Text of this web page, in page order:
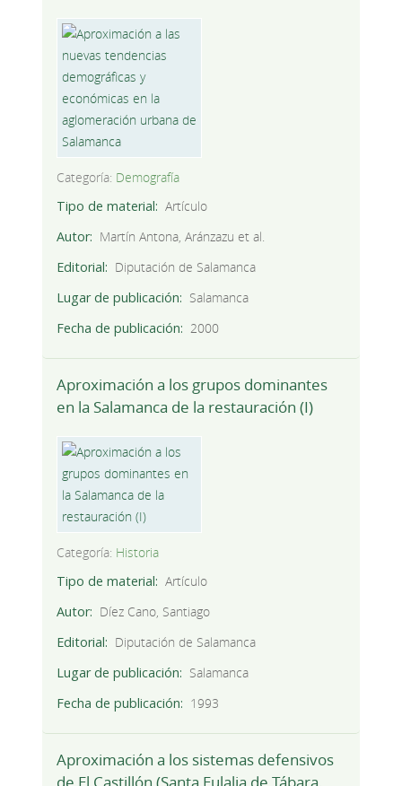
Categoría: Demografía
Tipo de material
Artículo
Autor
Martín Antona, Aránzazu et al.
Editorial
Diputación de Salamanca
Lugar de publicación
Salamanca
Fecha de publicación
2000
Aproximación a los grupos dominantes
en la Salamanca de la restauración (I)
Categoría: Historia
Tipo de material
Artículo
Autor
Díez Cano, Santiago
Editorial
Diputación de Salamanca
Lugar de publicación
Salamanca
Fecha de publicación
1993
Aproximación a los sistemas defensivos
de El Castillón (Santa Eulalia de Tábara,